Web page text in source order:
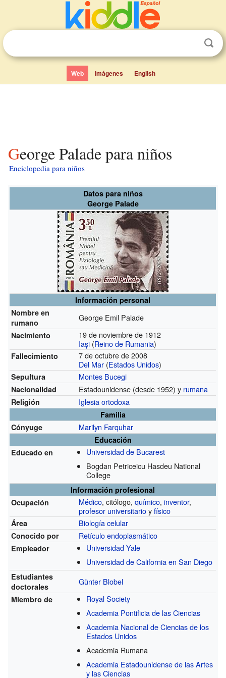
Web Imágenes English
George Palade para niños
Enciclopedia para niños
Datos para niños
George Palade
Información personal
Nombre en
rumano
George Emil Palade
Nacimiento
19 de noviembre de 1912
Iași (Reino de Rumania)
Fallecimiento
7 de octubre de 2008
Del Mar (Estados Unidos)
Sepultura Montes Bucegi
Nacionalidad Estadounidense (desde 1952) y rumana
Religión Iglesia ortodoxa
Familia
Cónyuge
Marilyn Farquhar
Educación
Educado en
Universidad de Bucarest
Bogdan Petriceicu Hasdeu National
College
Información profesional
Ocupación
Médico, citólogo,químico,inventor,
profesor universitarioyfísico
Área Biología celular
Conocido por Retículo endoplasmático
Empleador
Universidad Yale
Universidad de California en San Diego
Estudiantes
doctorales
Günter Blobel
Miembro de
Royal Society
Academia Pontificia de las Ciencias
Academia Nacional de Ciencias de los
Estados Unidos
Academia Rumana
Academia Estadounidense de las Artes
y las Ciencias